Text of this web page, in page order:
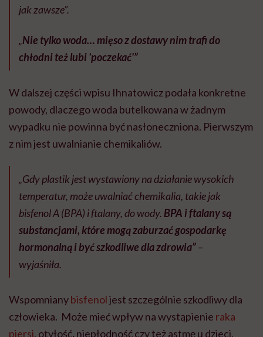
jak zawsze”.
„Nie tylko woda… mięso z dostawy nim trafi do
chłodni też lubi 'poczekać'”
W dalszej części wpisu Ihnatowicz podała konkretne
powody, dlaczego woda butelkowana w żadnym
wypadku nie powinna być nasłoneczniona. Pierwszym
z nim jest uwalnianie chemikaliów.
„Gdy plastik jest wystawiony na działanie wysokich
temperatur, może uwalniać chemikalia, takie jak
bisfenol A (BPA) i ftalany, do wody. BPA i ftalany są
substancjami, które mogą zaburzać gospodarkę
hormonalną i być szkodliwe dla zdrowia”–
wyjaśniła.
Wspomnianybisfenoljest szczególnie szkodliwy dla
człowieka. Może mieć wpływ na wystąpienie raka
piersi, otyłość, niepłodność czy też astmę u dzieci.